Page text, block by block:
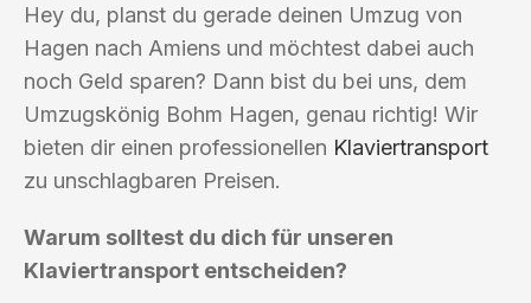
Hey du, planst du gerade deinen Umzug von
Hagen nach Amiens und möchtest dabei auch
noch Geld sparen? Dann bist du bei uns, dem
Umzugskönig Bohm Hagen, genau richtig! Wir
bieten dir einen professionellen Klaviertransport
zu unschlagbaren Preisen.
Warum solltest du dich für unseren
Klaviertransport entscheiden?